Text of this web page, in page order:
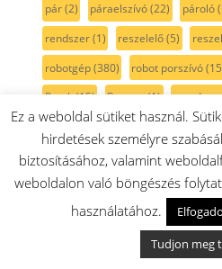
pár(2) páraelszívó(22) pároló
rendszer(1) reszelelő(5)
robotgép(380) robot porszívó
Rotak(15) Roxxter(1)
rugótartó (1) rács (19) rádió(1)
Rókafarkfűrész(1) rókafűrész(1)
rögzítő(30) röszti(2) rúdmixer
sablon(5) sarokcsiszoló (10)
serie2(11)
Ez a weboldal sütiket használ.
hirdetések személyre
biztosításához, valamint
weboldalon való böngészés
használatához.
Tudjon meg